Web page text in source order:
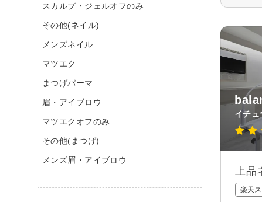
イチ
上
楽天
スカルプ・ジェルオフのみ
その他(ネイル)
メンズネイル
マツエク
まつげパーマ
眉・アイブロウ
マツエクオフのみ
その他(まつげ)
メンズ眉・アイブロウ